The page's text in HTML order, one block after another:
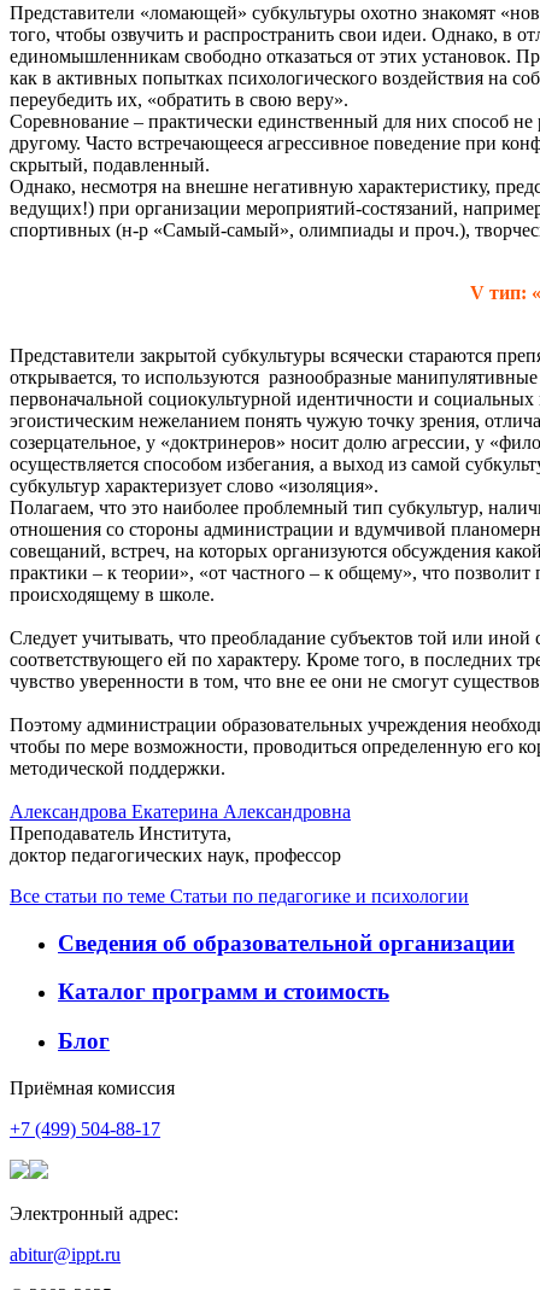
Представители «ломающей» субкультуры охотно знакомят
того, чтобы озвучить и распространить свои идеи. Однако, в
единомышленникам свободно отказаться от этих
как в активных попытках психологического воздействия на
переубедить их, «обратить в свою веру».
Соревнование – практически единственный для них способ
другому. Часто встречающееся агрессивное поведение при
скрытый, подавленный.
Однако, несмотря на внешне негативную характеристику,
ведущих!) при организации мероприятий-состязаний,
спортивных (н-р «Самый-самый», олимпиады и проч.),
V тип:
Представители закрытой субкультуры всячески стараются
открывается, то используются разнообразные
первоначальной социокультурной идентичности и
эгоистическим нежеланием понять чужую точку зрения,
созерцательное, у «доктринеров» носит долю агрессии, у
осуществляется способом избегания, а выход из самой
субкультур характеризует слово «изоляция».
Полагаем, что это наиболее проблемный тип субкультур,
отношения со стороны администрации и вдумчивой
совещаний, встреч, на которых организуются обсуждения
практики – к теории», «от частного – к общему», что позволит
происходящему в школе.
Следует учитывать, что преобладание субъектов той или
соответствующего ей по характеру. Кроме того, в последних
чувство уверенности в том, что вне ее они не смогут
Поэтому администрации образовательных учреждения
чтобы по мере возможности, проводиться определенную его
методической поддержки.
Александрова Екатерина Александровна
Преподаватель Института,
доктор педагогических наук, профессор
Все статьи по теме Статьи по педагогике и психологии
Сведения об образовательной организации
Каталог программ и стоимость
Блог
Приёмная комиссия
+7 (499) 504-88-17
Электронный адрес:
abitur@ippt.ru